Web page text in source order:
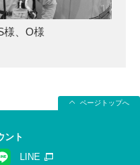
、O様
ページトップへ
ント
LINE